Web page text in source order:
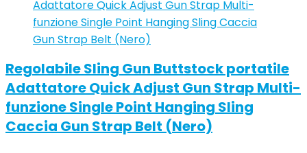
Regolabile Sling Gun Buttstock portatile
Adattatore Quick Adjust Gun Strap Multi-
funzione Single Point Hanging Sling
Caccia Gun Strap Belt (Nero)